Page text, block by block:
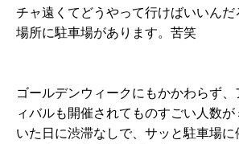
チャ遠くてどうやって行けばいいん
場所に駐車場があります。苦笑
ゴールデンウィークにもかかわらず
ィバルも開催されてものすごい人数
いた日に渋滞なしで、サッと駐車場